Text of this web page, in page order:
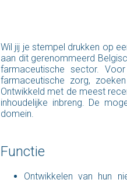
Wil jij je stempel drukken op
aan dit gerenommeerd
farmaceutische sector.
farmaceutische zorg,
Ontwikkeld met de meest
inhoudelijke inbreng. De
domein.
Functie
Ontwikkelen van hun